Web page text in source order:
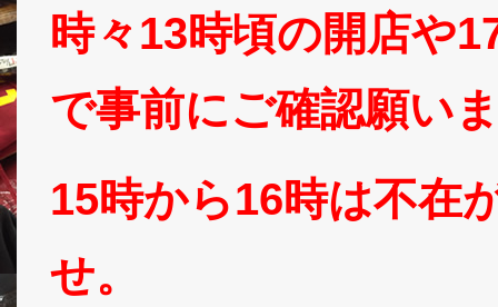
時々13時頃の開店や
で事前にご確認願い
15時から16時は不在
せ。